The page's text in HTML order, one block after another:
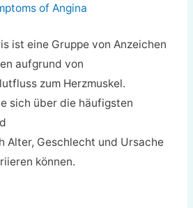
of Angina
ist eine Gruppe von Anzeichen
aufgrund von
zum Herzmuskel.
sich über die häufigsten
Alter, Geschlecht und Ursache
können.